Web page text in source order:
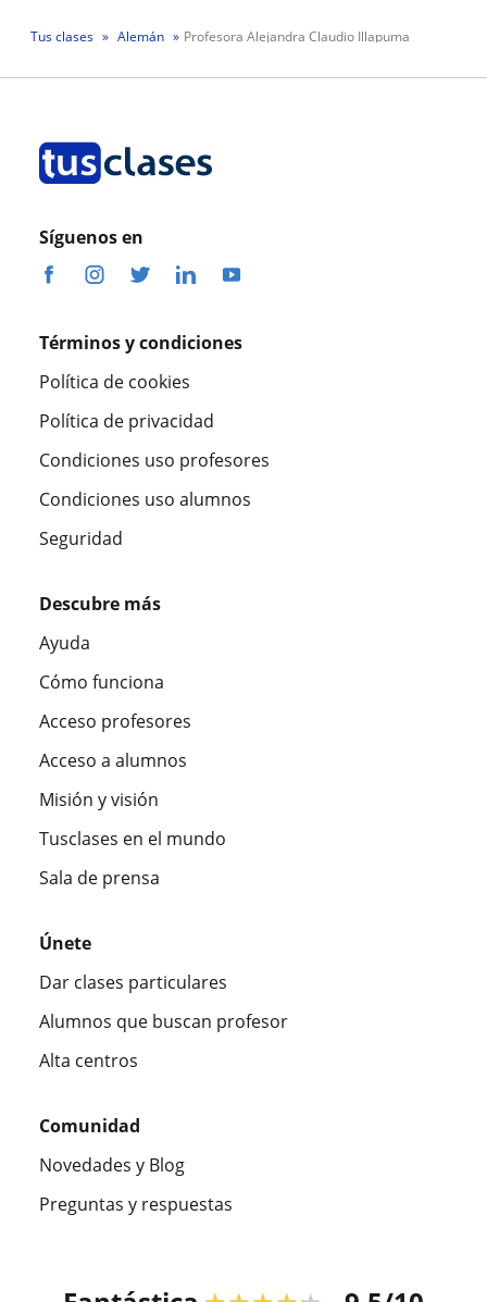
Tus clases Alemán Profesora Alejandra Claudio Illapuma
Síguenos en
Términos y condiciones
Política de cookies
Política de privacidad
Condiciones uso profesores
Condiciones uso alumnos
Seguridad
Descubre más
Ayuda
Cómo funciona
Acceso profesores
Acceso a alumnos
Misión y visión
Tusclases en el mundo
Sala de prensa
Únete
Dar clases particulares
Alumnos que buscan profesor
Alta centros
Comunidad
Novedades y Blog
Preguntas y respuestas